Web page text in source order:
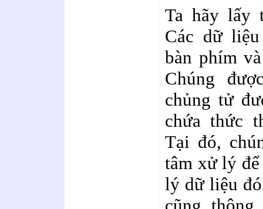
Ta hãy lấy
Các dữ
bàn phím
Chúng
chủng tử
chứa thức
Tại đó,
tâm xử lý
lý dữ liệu